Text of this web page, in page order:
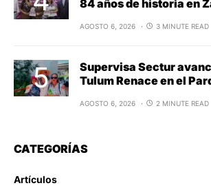
84 años de historia en
AGOSTO 6, 2026 3 MINUTE READ
Supervisa Sectur
Tulum Renace en el
AGOSTO 6, 2026 2 MINUTE READ
CATEGORÍAS
Artículos